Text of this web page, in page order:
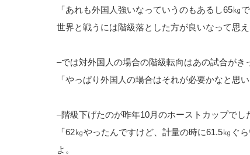
「あれも外国人強いなっていうのもあるし65㎏
世界と戦うには階級落とした方が良いなって思え
–では対外国人の場合の階級転向はあの試合がき
「やっぱり外国人の場合はそれが必要かなと思い
–階級下げたのが昨年10月のホーストカップでし
「62㎏やったんですけど、計量の時に61.5㎏ぐ
よ。